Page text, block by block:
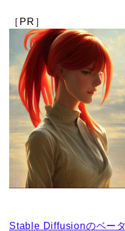
［PR］
Stable Diffusionのベー